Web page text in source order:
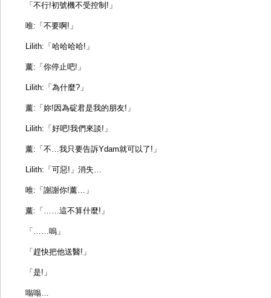
「不行!初號機不受控制!」
唯:「不要啊!」
Lilith:「哈哈哈哈!」
薰:「你停止吧!」
Lilith:「為什麼?」
薰:「妳!因為碇君是我的朋友!」
Lilith:「好吧!我們來談!」
薰:「不…我只要告訴Ydam就可以了!」
Lilith:「可惡!」消失…
唯:「謝謝你!薰…」
薰:「……這不算什麼!」
「……嗚」
「趕快把他送醫!」
「是!」
嗡嗡…